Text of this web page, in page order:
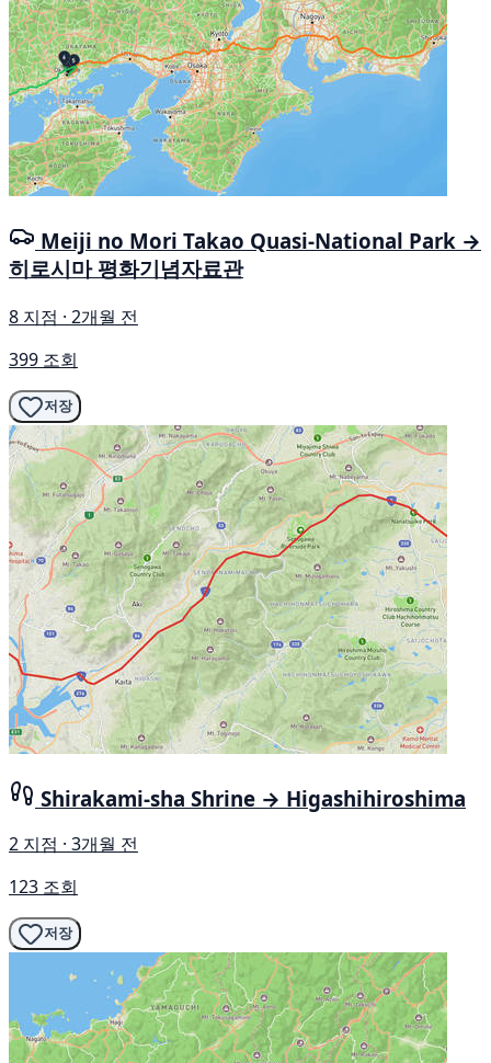
Meiji no Mori Takao Quasi-National Park →
히로시마 평화기념자료관
8 지점 · 2개월 전
399 조회
저장
Shirakami-sha Shrine → Higashihiroshima
2 지점 · 3개월 전
123 조회
저장